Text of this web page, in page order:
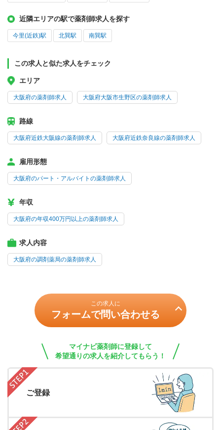
近隣エリアの駅で薬剤師求人を探す
今里(近鉄)駅 北巽駅 南巽駅
この求人と似た求人をチェック
エリア
大阪府の薬剤師求人 大阪府大阪市生野区の薬剤師求人
路線
大阪府近鉄大阪線の薬剤師求人 大阪府近鉄奈良線の薬剤師求人
雇用形態
大阪府のパート・アルバイトの薬剤師求人
年収
大阪府の年収400万円以上の薬剤師求人
求人内容
大阪府の調剤薬局の薬剤師求人
この求人に
フォームで問い合わせる
マイナビ薬剤師に登録して
希望通りの求人を紹介してもらう！
ご登録